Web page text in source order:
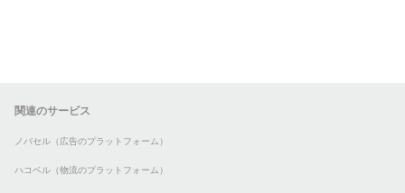
関連のサービス
ノバセル（広告のプラットフォーム）
ハコベル（物流のプラットフォーム）